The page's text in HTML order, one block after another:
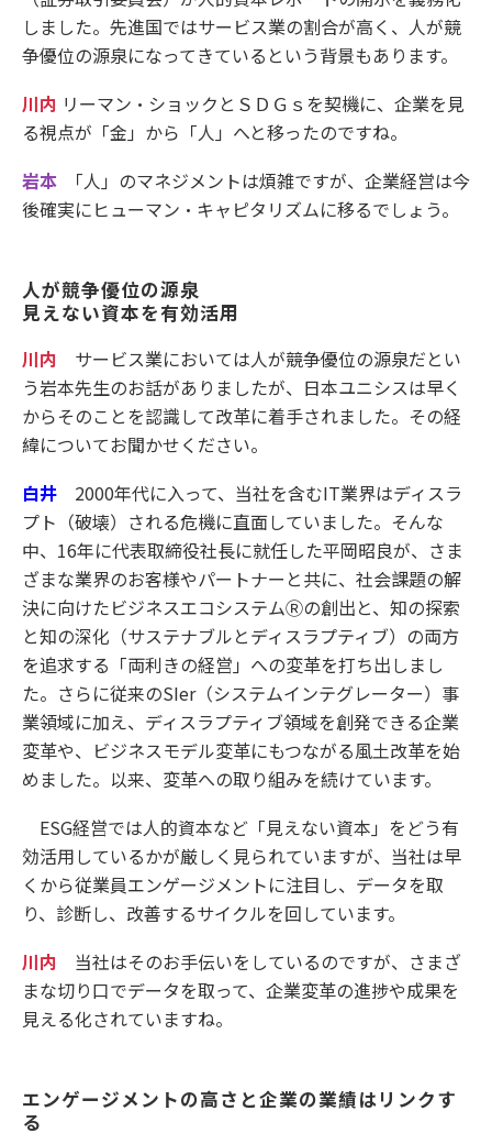
しました。先進国ではサービス業の割合が高く、人が競
争優位の源泉になってきているという背景もあります。
川内 リーマン・ショックとＳＤＧｓを契機に、企業を見
る視点が「金」から「人」へと移ったのですね。
岩本 「人」のマネジメントは煩雑ですが、企業経営は今
後確実にヒューマン・キャピタリズムに移るでしょう。
人が競争優位の源泉
見えない資本を有効活用
川内 サービス業においては人が競争優位の源泉だとい
う岩本先生のお話がありましたが、日本ユニシスは早く
からそのことを認識して改革に着手されました。その経
緯についてお聞かせください。
白井 2000年代に入って、当社を含むIT業界はディスラ
プト（破壊）される危機に直面していました。そんな
中、16年に代表取締役社長に就任した平岡昭良が、さま
ざまな業界のお客様やパートナーと共に、社会課題の解
決に向けたビジネスエコシステムⓇの創出と、知の探索
と知の深化（サステナブルとディスラプティブ）の両方
を追求する「両利きの経営」への変革を打ち出しまし
た。さらに従来のSIer（システムインテグレーター）事
業領域に加え、ディスラプティブ領域を創発できる企業
変革や、ビジネスモデル変革にもつながる風土改革を始
めました。以来、変革への取り組みを続けています。
ESG経営では人的資本など「見えない資本」をどう有
効活用しているかが厳しく見られていますが、当社は早
くから従業員エンゲージメントに注目し、データを取
り、診断し、改善するサイクルを回しています。
川内 当社はそのお手伝いをしているのですが、さまざ
まな切り口でデータを取って、企業変革の進捗や成果を
見える化されていますね。
エンゲージメントの高さと企業の業績はリンクす
る